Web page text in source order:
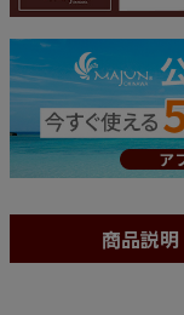
商品説明